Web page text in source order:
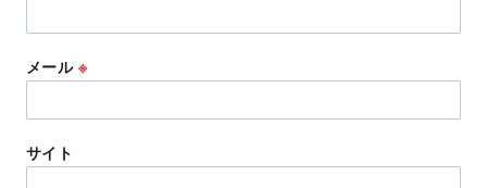
メール ※
サイト